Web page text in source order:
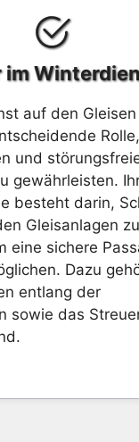
im
auf den
und
gewährleisten.
besteht darin,
Gleisanlagen zu
eine sichere
Dazu
entlang der
sowie das